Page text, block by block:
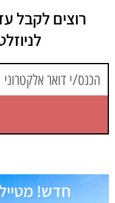
רוצים לקבל
חדש!